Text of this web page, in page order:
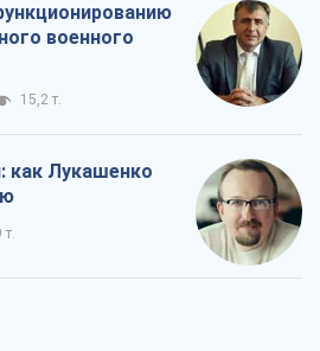
военного
15,2 т.
как Лукашенко
т.